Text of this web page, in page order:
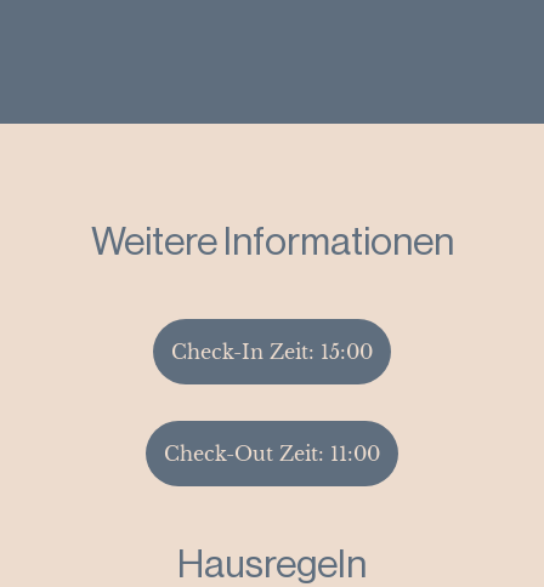
Weitere Informationen
Check-In Zeit: 15:00
Check-Out Zeit: 11:00
Hausregeln